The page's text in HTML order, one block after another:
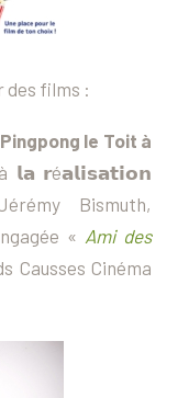
des films :
le Toit à
𝗿é𝗮𝗹𝗶𝘀𝗮𝘁𝗶𝗼𝗻
Bismuth,
« Ami des
Causses Cinéma